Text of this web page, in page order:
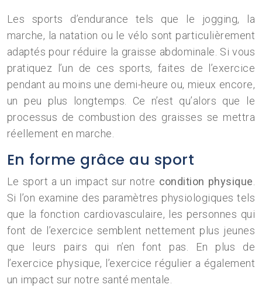
Les sports d’endurance tels que le jogging, la
marche, la natation ou le vélo sont particulièrement
adaptés pour réduire la graisse abdominale. Si vous
pratiquez l’un de ces sports, faites de l’exercice
pendant au moins une demi-heure ou, mieux encore,
un peu plus longtemps. Ce n’est qu’alors que le
processus de combustion des graisses se mettra
réellement en marche.
En forme grâce au sport
Le sport a un impact sur notre condition physique
Si l’on examine des paramètres physiologiques tels
que la fonction cardiovasculaire, les personnes qui
font de l’exercice semblent nettement plus jeunes
que leurs pairs qui n’en font pas. En plus de
l’exercice physique, l’exercice régulier a également
un impact sur notre santé mentale.